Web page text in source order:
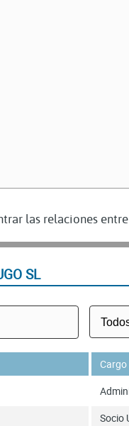
las relaciones
SL
Cargo
Socio